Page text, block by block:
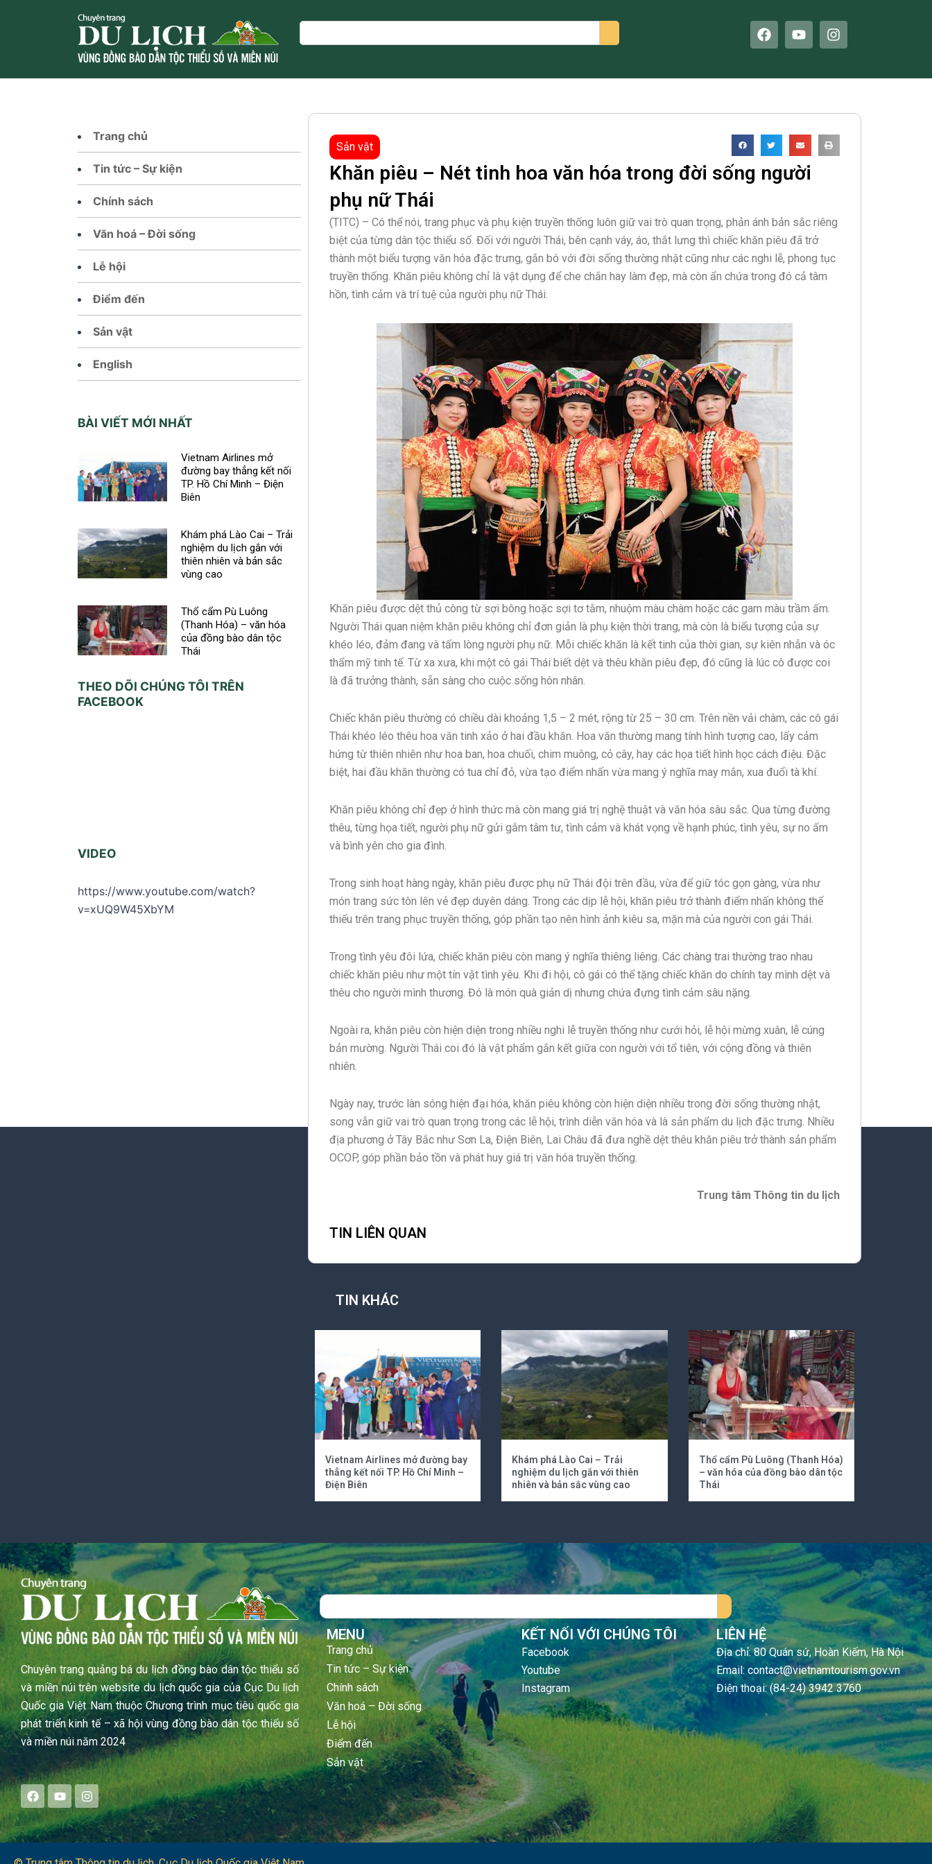
Search
F
a
b
o
Y
o
u
e
I
n
a
r
m
Trang chủ
Tin tức – Sự kiện
Chính sách
Văn hoá – Đời sống
Lễ hội
Điểm đến
Sản vật
English
BÀI VIẾT MỚI NHẤT
Vietnam Airlines mở
đường bay thẳng kết nối
TP. Hồ Chí Minh – Điện
Biên
Khám phá Lào Cai – Trải
nghiệm du lịch gắn với
thiên nhiên và bản sắc
vùng cao
Thổ cẩm Pù Luông
(Thanh Hóa) – văn hóa
của đồng bào dân tộc
Thái
THEO DÕI CHÚNG TÔI TRÊN
FACEBOOK
VIDEO
https://www.youtube.com/watch?
v=xUQ9W45XbYM
Sản vật
Khăn piêu – Nét tinh hoa văn hóa trong đời sống người
phụ nữ Thái
(TITC) – Có thể nói, trang phục và phụ kiện truyền thống luôn giữ vai trò quan trọng, phản ánh bản sắc riêng
biệt của từng dân tộc thiểu số. Đối với người Thái, bên cạnh váy, áo, thắt lưng thì chiếc khăn piêu đã trở
thành một biểu tượng văn hóa đặc trưng, gắn bó với đời sống thường nhật cũng như các nghi lễ, phong tục
truyền thống. Khăn piêu không chỉ là vật dụng để che chắn hay làm đẹp, mà còn ẩn chứa trong đó cả tâm
hồn, tình cảm và trí tuệ của người phụ nữ Thái.
Khăn piêu được dệt thủ công từ sợi bông hoặc sợi tơ tằm, nhuộm màu chàm hoặc các gam màu trầm ấm.
Người Thái quan niệm khăn piêu không chỉ đơn giản là phụ kiện thời trang, mà còn là biểu tượng của sự
khéo léo, đảm đang và tấm lòng người phụ nữ. Mỗi chiếc khăn là kết tinh của thời gian, sự kiên nhẫn và óc
thẩm mỹ tinh tế. Từ xa xưa, khi một cô gái Thái biết dệt và thêu khăn piêu đẹp, đó cũng là lúc cô được coi
là đã trưởng thành, sẵn sàng cho cuộc sống hôn nhân.
Chiếc khăn piêu thường có chiều dài khoảng 1,5 – 2 mét, rộng từ 25 – 30 cm. Trên nền vải chàm, các cô gái
Thái khéo léo thêu hoa văn tinh xảo ở hai đầu khăn. Hoa văn thường mang tính hình tượng cao, lấy cảm
hứng từ thiên nhiên như hoa ban, hoa chuối, chim muông, cỏ cây, hay các họa tiết hình học cách điệu. Đặc
biệt, hai đầu khăn thường có tua chỉ đỏ, vừa tạo điểm nhấn vừa mang ý nghĩa may mắn, xua đuổi tà khí.
Khăn piêu không chỉ đẹp ở hình thức mà còn mang giá trị nghệ thuật và văn hóa sâu sắc. Qua từng đường
thêu, từng họa tiết, người phụ nữ gửi gắm tâm tư, tình cảm và khát vọng về hạnh phúc, tình yêu, sự no ấm
và bình yên cho gia đình.
Trong sinh hoạt hàng ngày, khăn piêu được phụ nữ Thái đội trên đầu, vừa để giữ tóc gọn gàng, vừa như
món trang sức tôn lên vẻ đẹp duyên dáng. Trong các dịp lễ hội, khăn piêu trở thành điểm nhấn không thể
thiếu trên trang phục truyền thống, góp phần tạo nên hình ảnh kiêu sa, mặn mà của người con gái Thái.
Trong tình yêu đôi lứa, chiếc khăn piêu còn mang ý nghĩa thiêng liêng. Các chàng trai thường trao nhau
chiếc khăn piêu như một tín vật tình yêu. Khi đi hội, cô gái có thể tặng chiếc khăn do chính tay mình dệt và
thêu cho người mình thương. Đó là món quà giản dị nhưng chứa đựng tình cảm sâu nặng.
Ngoài ra, khăn piêu còn hiện diện trong nhiều nghi lễ truyền thống như cưới hỏi, lễ hội mừng xuân, lễ cúng
bản mường. Người Thái coi đó là vật phẩm gắn kết giữa con người với tổ tiên, với cộng đồng và thiên
nhiên.
Ngày nay, trước làn sóng hiện đại hóa, khăn piêu không còn hiện diện nhiều trong đời sống thường nhật,
song vẫn giữ vai trò quan trọng trong các lễ hội, trình diễn văn hóa và là sản phẩm du lịch đặc trưng. Nhiều
địa phương ở Tây Bắc như Sơn La, Điện Biên, Lai Châu đã đưa nghề dệt thêu khăn piêu trở thành sản phẩm
OCOP, góp phần bảo tồn và phát huy giá trị văn hóa truyền thống.
Trung tâm Thông tin du lịch
TIN LIÊN QUAN
TIN KHÁC
Vietnam Airlines mở đường bay
thẳng kết nối TP. Hồ Chí Minh –
Điện Biên
Khám phá Lào Cai – Trải
nghiệm du lịch gắn với thiên
nhiên và bản sắc vùng cao
Thổ cẩm Pù Luông (Thanh Hóa)
– văn hóa của đồng bào dân tộc
Thái
Chuyên trang quảng bá du lịch đồng bào dân tộc thiểu số
và miền núi trên website du lịch quốc gia của Cục Du lịch
Quốc gia Việt Nam thuộc Chương trình mục tiêu quốc gia
phát triển kinh tế – xã hội vùng đồng bào dân tộc thiểu số
và miền núi năm 2024
F
a
c
e
b
o
Y
o
u
t
u
e
I
n
s
t
a
r
Search
MENU
Trang chủ
Tin tức – Sự kiện
Chính sách
Văn hoá – Đời sống
Lễ hội
Điểm đến
Sản vật
KẾT NỐI VỚI CHÚNG TÔI
Facebook
Youtube
Instagram
LIÊN HỆ
Địa chỉ: 80 Quán sứ, Hoàn Kiếm, Hà Nội
Email: contact@vietnamtourism.gov.vn
Điện thoại: (84-24) 3942 3760